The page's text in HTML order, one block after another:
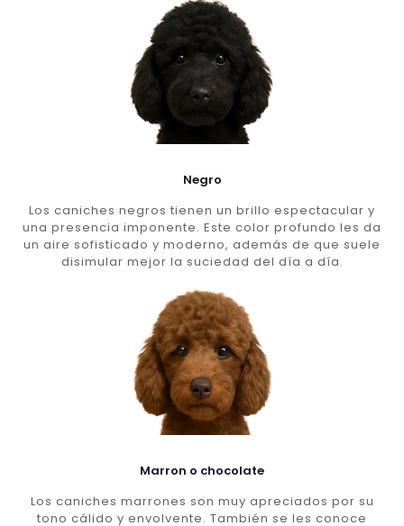
Negro
Los caniches negros tienen un brillo espectacular y
una presencia imponente. Este color profundo les da
un aire sofisticado y moderno, además de que suele
disimular mejor la suciedad del día a día.
Marron o chocolate
Los caniches marrones son muy apreciados por su
tono cálido y envolvente. También se les conoce